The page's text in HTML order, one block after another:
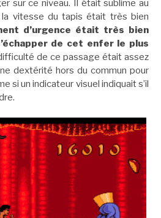
sur ce niveau. Il était sublime au
vitesse du tapis était très bien
d’urgence était très bien
de cet enfer le plus
de ce passage était assez
dextérité hors du commun pour
si un indicateur visuel indiquait s’il